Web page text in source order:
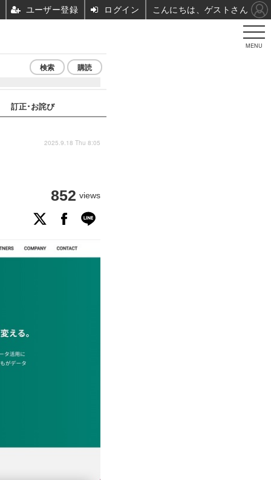
MENU
検索 購読
訂正･お詫び
852 views
2025.9.18 Thu 8:05
ユーザー登録 ログイン こんにちは、ゲストさん